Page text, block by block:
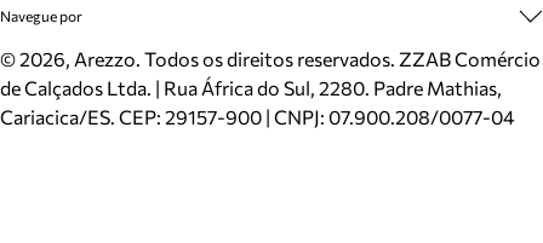
Inverno
Mundo Arezzo
Meus Pedidos
Trocas e Devoluções
Cartão Presente
Localizador de lojas
Politica e Privacidade
Navegue por
Sapatos
Bolsas
Scarpins
©2026, Arezzo. Todos os direitos reservados. ZZAB Comércio
de Calçados Ltda. | Rua África do Sul, 2280. Padre Mathias,
Cariacica/ES. CEP: 29157-900 | CNPJ: 07.900.208/0077-04